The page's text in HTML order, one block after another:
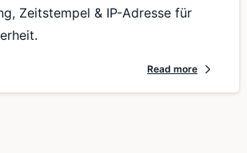
Zeitstempel & IP-Adresse für
Read more